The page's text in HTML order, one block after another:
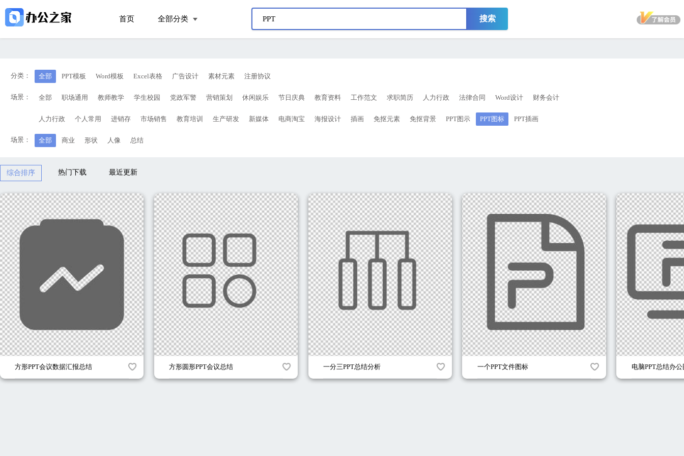
首页 全部分类 搜索
分类： 全部 PPT模板 Word模板 Excel表格 广告设计 素材元素 注册协议
场景： 全部 职场通用 教师教学 学生校园 党政军警 营销策划 休闲娱乐 节日庆典 教育资料 工作范文 求职简历 人力行政 法律合同 Word设计 财务会计
人力行政 个人常用 进销存 市场销售 教育培训 生产研发 新媒体 电商淘宝 海报设计 插画 免抠元素 免抠背景 PPT图示 PPT图标 PPT插画
场景： 全部 商业 形状 人像 总结
综合排序 热门下载 最近更新